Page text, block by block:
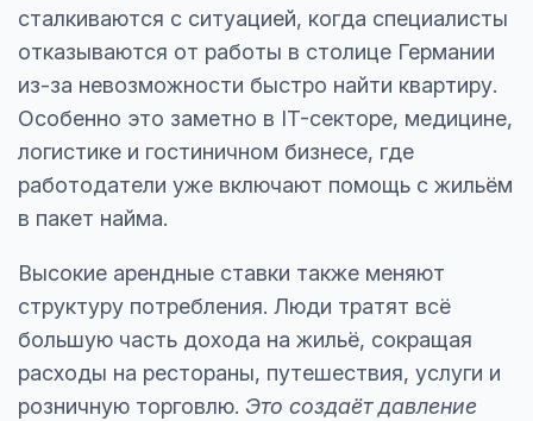
сталкиваются с ситуацией, когда специалисты
отказываются от работы в столице Германии
из-за невозможности быстро найти квартиру.
Особенно это заметно в IT-секторе, медицине,
логистике и гостиничном бизнесе, где
работодатели уже включают помощь с жильём
в пакет найма.
Высокие арендные ставки также меняют
структуру потребления. Люди тратят всё
большую часть дохода на жильё, сокращая
расходы на рестораны, путешествия, услуги и
розничную торговлю. Это создаёт давление